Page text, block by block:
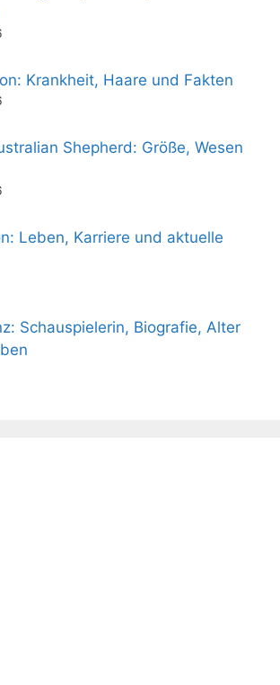
Krankheit, Haare und Fakten
Shepherd: Größe, Wesen
Leben, Karriere und aktuelle
Schauspielerin, Biografie, Alter